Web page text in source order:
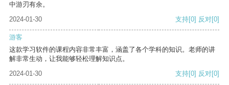
中游刃有余。
2024-01-30
支持[0] 反对[0]
游客
这款学习软件的课程内容非常丰富，涵盖了各个学科的知识。老师的讲
解非常生动，让我能够轻松理解知识点。
2024-01-30
支持[0] 反对[0]